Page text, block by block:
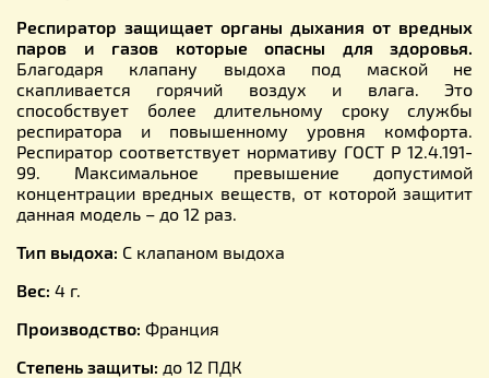
Респиратор защищает органы дыхания от вредных
паров и газов которые опасны для здоровья.
Благодаря клапану выдоха под маской не
скапливается горячий воздух и влага. Это
способствует более длительному сроку службы
респиратора и повышенному уровня комфорта.
Респиратор соответствует нормативу ГОСТ Р 12.4.191-
99. Максимальное превышение допустимой
концентрации вредных веществ, от которой защитит
данная модель – до 12 раз.
Тип выдоха: С клапаном выдоха
Вес: 4 г.
Производство: Франция
Степень защиты: до 12 ПДК